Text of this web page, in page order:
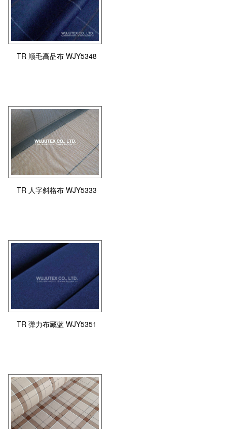
TR 顺毛高品布 WJY5348
TR 人字斜格布 WJY5333
TR 弹力布藏蓝 WJY5351